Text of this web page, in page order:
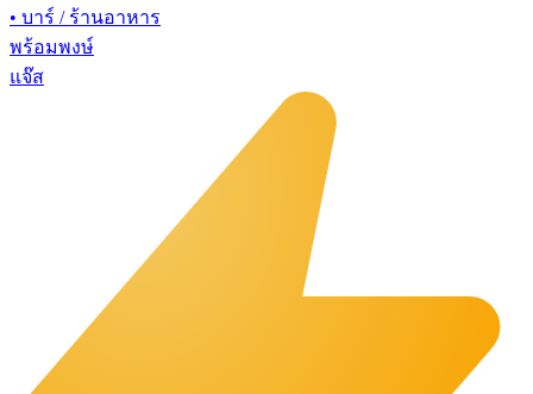
• บาร์ / ร้านอาหาร
พร้อมพงษ์
แจ๊ส